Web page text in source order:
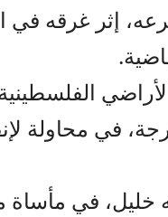
إثر غرقه في
في محاولة
خليل، في مأساة